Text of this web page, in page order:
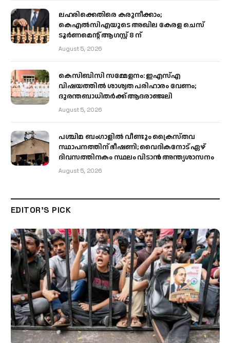
ലഹരിക്കെതിരെ കരുനീക്കാം;
കെഎൽസിഎയുടെ അഖില കേരള ചെസ്
ടൂർണമെന്റ് ആഗസ്റ്റ് 8 ന്
August 5, 2026
കെസിബിസി സമ്മേളനം: ഇഎസ്എ
വിഷയത്തിൽ ശാശ്വത പരിഹാരം വേണം;
ദുരന്തബാധിതർക്ക് ആദരാഞ്ജലി
August 5, 2026
പശ്ചിമ ബംഗാളിൽ വീണ്ടും ക്രൈസ്തവ
സ്ഥാപനത്തിന് ഭീഷണി; വൈദികനോട് ഏഴ്
ദിവസത്തിനകം സ്ഥലം വിടാൻ അന്ത്യശാസനം
August 5, 2026
EDITOR'S PICK